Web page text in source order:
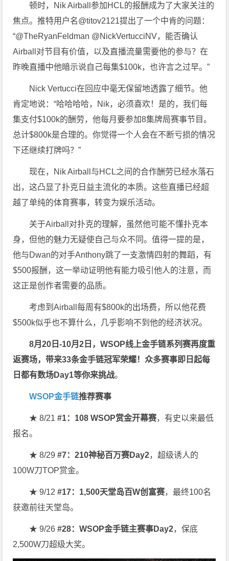
顿时，Nik Airball参加HCL的报酬成为了大家关注的
焦点。推特用户名@titov2121提出了一个中肯的问题：
“@TheRyanFeldman @NickVertucciNV，能否确认
Airball对节目有价值，以及直播流量需要他的参与？在
昨晚直播中他暗示说自己每集$100k，也许言之过早。”
Nick Vertucci在回应中毫无保留地透露了细节。他
肯定地说：“哈哈哈哈，Nik，必须喜欢！是的，我们每
集支付$100k的酬劳，他每月要参加8集牌局赛事节目。
总计$800k是合理的。你觉得一个人会在不断亏损的情况
下还继续打牌吗？”
现在，Nik Airball与HCL之间的合作酬劳已经水落石
出，这凸显了扑克日益主流化的本质。这些直播已经超
越了单纯的体育赛事，转变为娱乐活动。
关于Airball对扑克的理解，虽然他可能不懂扑克本
身，但他的魅力无疑使自己与众不同。值得一提的是，
他与Dwan的对手Anthony跳了一支激情四射的舞蹈，有
$500报酬，这一举动证明他有能力吸引他人的注意，而
这正是创作者需要的品质。
考虑到Airball每周有$800k的出场费，所以他花费
$500k似乎也不算什么，几乎影响不到他的经济状况。
8月20日-10月2日，WSOP线上金手链系列赛再度重
返赛场，带来33条金手链冠军荣耀！众多赛事即日起每
日都有数场Day1等你来挑战。
WSOP金手链推荐赛事
★ 8/21#1：108 WSOP赏金开幕赛，有史以来最低
报名。
★ 8/29#7：210神秘百万赛Day2，超级诱人的
100W刀TOP赏金。
★ 9/12#17：1,500天堂岛百W创富赛，最终100名
获邀前往天堂岛。
★ 9/26#28：WSOP金手链主赛事Day2，保底
2,500W刀超级大奖。